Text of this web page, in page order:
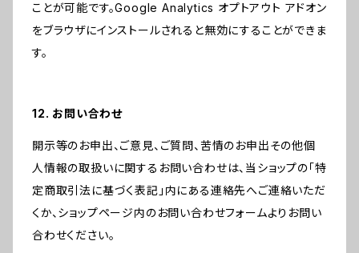
ことが可能です。Google Analytics オプトアウト アドオン
をブラウザにインストールされると無効にすることができま
す。
12. お問い合わせ
開示等のお申出、ご意見、ご質問、苦情のお申出その他個
人情報の取扱いに関するお問い合わせは、当ショップの「特
定商取引法に基づく表記」内にある連絡先へご連絡いただ
くか、ショップページ内のお問い合わせフォームよりお問い
合わせください。